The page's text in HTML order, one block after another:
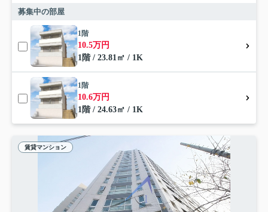
募集中の部屋
1階
10.5万円
1階 / 23.81㎡ / 1K
1階
10.6万円
1階 / 24.63㎡ / 1K
賃貸マンション